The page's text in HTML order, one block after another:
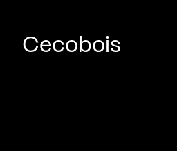
Cecobois